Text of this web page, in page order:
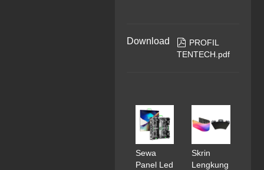
Download  PROFIL
TENTECH.pdf
Sewa
Panel Led
Skrin
Lengkung